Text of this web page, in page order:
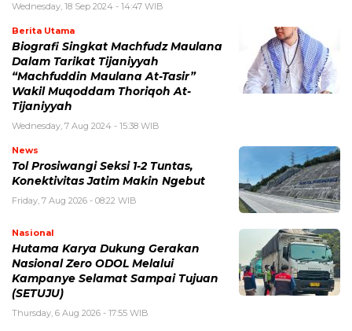
Wednesday, 18 Sep 2024 - 14:47 WIB
Berita Utama
Biografi Singkat Machfudz Maulana
Dalam Tarikat Tijaniyyah
“Machfuddin Maulana At-Tasir”
Wakil Muqoddam Thoriqoh At-
Tijaniyyah
Wednesday, 7 Aug 2024 - 15:38 WIB
News
Tol Prosiwangi Seksi 1-2 Tuntas,
Konektivitas Jatim Makin Ngebut
Friday, 7 Aug 2026 - 08:22 WIB
Nasional
Hutama Karya Dukung Gerakan
Nasional Zero ODOL Melalui
Kampanye Selamat Sampai Tujuan
(SETUJU)
Thursday, 6 Aug 2026 - 17:55 WIB